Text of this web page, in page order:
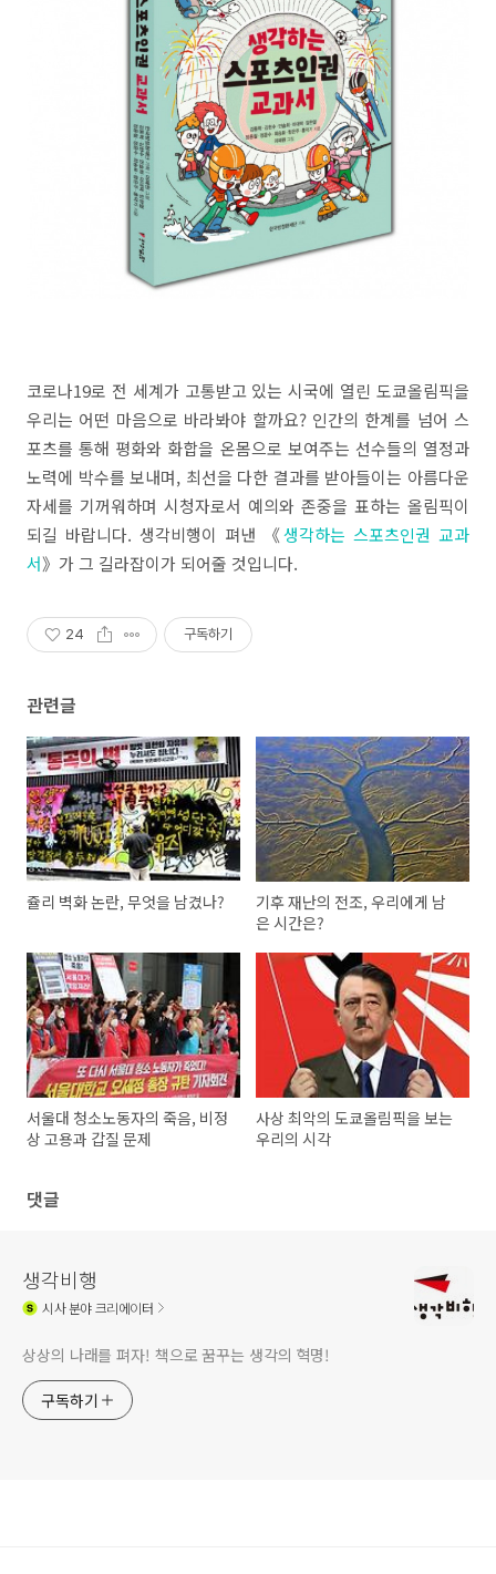
코로나19로 전 세계가 고통받고 있는 시국에 열린 도쿄올림픽을
우리는 어떤 마음으로 바라봐야 할까요? 인간의 한계를 넘어 스
포츠를 통해 평화와 화합을 온몸으로 보여주는 선수들의 열정과
노력에 박수를 보내며, 최선을 다한 결과를 받아들이는 아름다운
자세를 기꺼워하며 시청자로서 예의와 존중을 표하는 올림픽이
되길 바랍니다. 생각비행이 펴낸 《생각하는 스포츠인권 교과
서》가 그 길라잡이가 되어줄 것입니다.
24 구독하기
관련글
쥴리 벽화 논란, 무엇을 남겼나?
기후 재난의 전조, 우리에게 남
은 시간은?
서울대 청소노동자의 죽음, 비정
상 고용과 갑질 문제
사상 최악의 도쿄올림픽을 보는
우리의 시각
댓글
생각비행
시사분야 크리에이터
상상의 나래를 펴자! 책으로 꿈꾸는 생각의 혁명!
구독하기